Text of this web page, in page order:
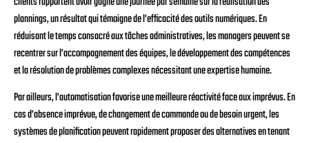
plannings, un résultat qui témoigne de l’efficacité des outils numériques. En
réduisant le temps consacré aux tâches administratives, les managers peuvent se
recentrer sur l’accompagnement des équipes, le développement des compétences
et la résolution de problèmes complexes nécessitant une expertise humaine.
Par ailleurs, l’automatisation favorise une meilleure réactivité face aux imprévus. En
cas d’absence imprévue, de changement de commande ou de besoin urgent, les
systèmes de planification peuvent rapidement proposer des alternatives en tenant